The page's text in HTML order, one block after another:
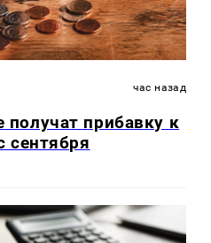
час назад
прибавку к
сентября